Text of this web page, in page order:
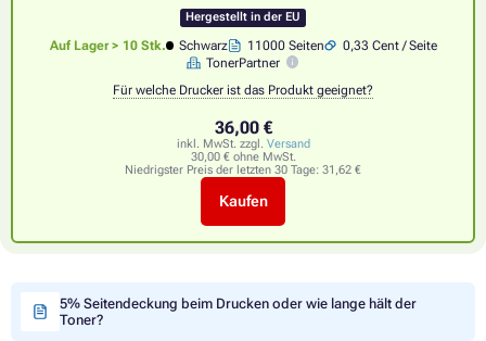
Hergestellt in der EU
Auf Lager > 10 Stk. Schwarz 11000 Seiten
0,33 Cent / Seite
TonerPartner
Für welche Drucker ist das Produkt geeignet?
36,00 €
inkl. MwSt. zzgl. Versand
30,00 € ohne MwSt.
Niedrigster Preis der letzten 30 Tage: 31,62 €
Kaufen
5% Seitendeckung beim Drucken oder wie lange hält der
Toner?